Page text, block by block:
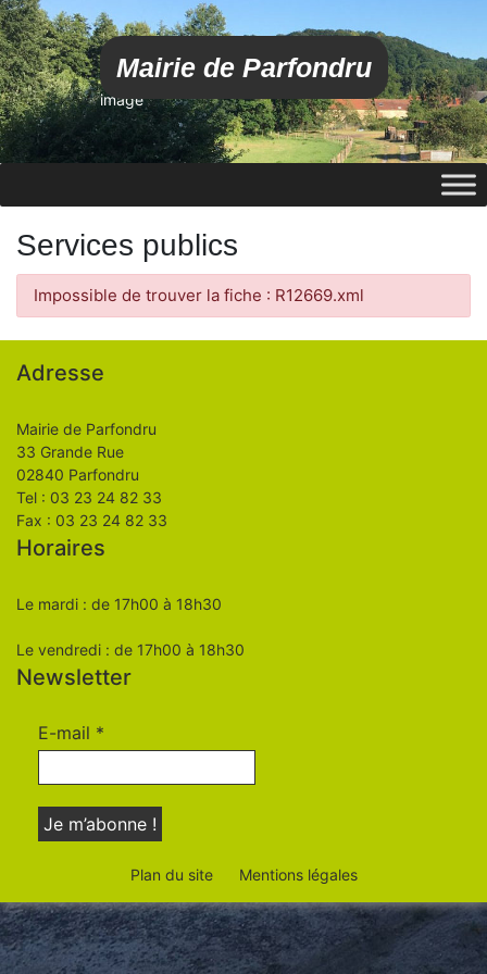
Mairie de Parfondru
image
Services publics
Impossible de trouver la fiche : R12669.xml
Adresse
Mairie de Parfondru
33 Grande Rue
02840 Parfondru
Tel : 03 23 24 82 33
Fax : 03 23 24 82 33
Horaires
Le mardi : de 17h00 à 18h30
Le vendredi : de 17h00 à 18h30
Newsletter
E-mail *
Plan du site Mentions légales